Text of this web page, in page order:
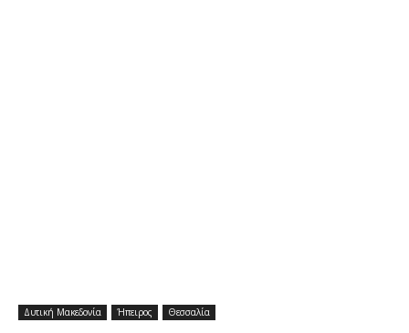
Δυτική Μακεδονία Ήπειρος Θεσσαλία